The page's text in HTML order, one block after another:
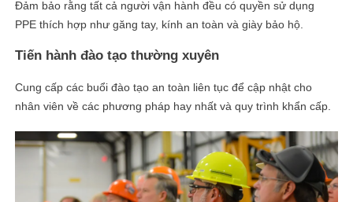
linkedin
facebook
twitter
Đảm bảo rằng tất cả người vận hành đều có quyền sử dụng
PPE thích hợp như găng tay, kính an toàn và giày bảo hộ.
Tiến hành đào tạo thường xuyên
Cung cấp các buổi đào tạo an toàn liên tục để cập nhật cho
nhân viên về các phương pháp hay nhất và quy trình khẩn cấp.